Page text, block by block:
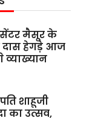
सेंटर मैसूर के
दास हेगड़े आज
व्याख्यान
शाहूजी
का उत्सव,